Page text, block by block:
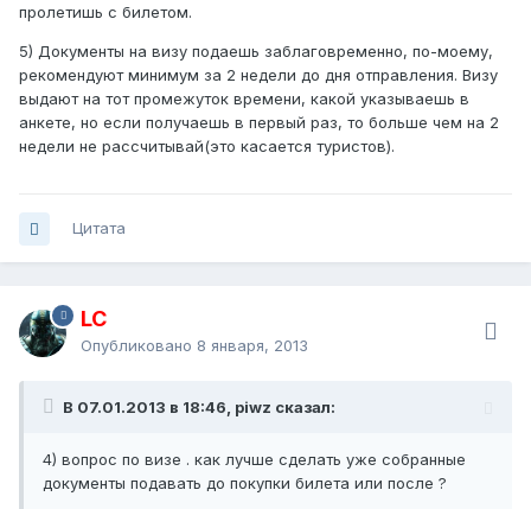
пролетишь с билетом.
5) Документы на визу подаешь заблаговременно, по-моему,
рекомендуют минимум за 2 недели до дня отправления. Визу
выдают на тот промежуток времени, какой указываешь в
анкете, но если получаешь в первый раз, то больше чем на 2
недели не рассчитывай(это касается туристов).
Цитата
LC
Опубликовано 8 января, 2013
В 07.01.2013 в 18:46, piwz сказал:
4) вопрос по визе . как лучше сделать уже собранные
документы подавать до покупки билета или после ?